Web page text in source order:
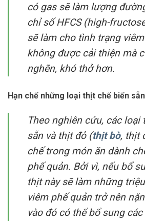
có gas sẽ làm lượng
chỉ số HFCS (high-
sẽ làm cho tình trạng
không được cải thiện mà
nghẽn, khó thở hơn.
Hạn chế những loại thịt chế biến sẵn
Theo nghiên cứu, các loại
sẵn và thịt đỏ (thịt bò, thịt
chế trong món ăn dành
phế quản. Bởi vì, nếu bổ
thịt này sẽ làm những
viêm phế quản trở nên
vào đó có thể bổ sung